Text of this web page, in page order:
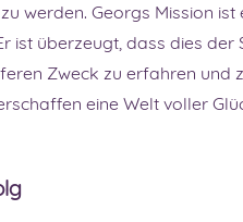
werden. Georgs Mission
ist überzeugt, dass dies der
Zweck zu erfahren und
eine Welt voller